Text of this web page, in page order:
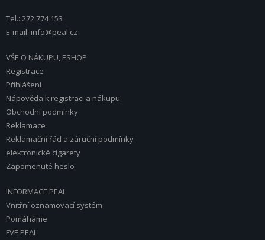
Tel.: 272 774 153
E-mail: info@peal.cz
VŠE O NÁKUPU, ESHOP
Registrace
Přihlášení
Nápověda k registraci a nákupu
Obchodní podmínky
Reklamace
Reklamační řád a záruční podmínky
elektronické cigarety
Zapomenuté heslo
INFORMACE PEAL
Vnitřní oznamovací systém
Pomáháme
FVE PEAL